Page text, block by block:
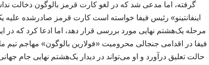
گرفته، اما مدعی شد که در لغو کارت قرمز بالوگون دخالت
اینفانتینو» رئیس فیفا خواسته است کارت قرمز صادرشده علیه
مرحله یک‌هشتم نهایی مورد بررسی قرار دهد، اما ادعا کرد که
فیفا در اقدامی جنجالی محرومیت «فولارین بالوگون» مهاجم تیم